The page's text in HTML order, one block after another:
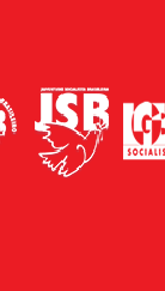
window windowwindow